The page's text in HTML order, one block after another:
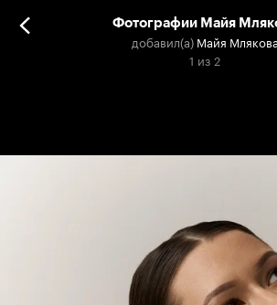
Фотографии Майя
добавил(а) Майя Млякова
1 из 2